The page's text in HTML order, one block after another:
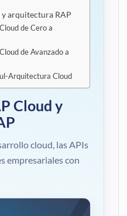
y arquitectura RAP
de Cero a
de Avanzado a
Arquitectura Cloud
Cloud y
cloud, las APIs
empresariales con